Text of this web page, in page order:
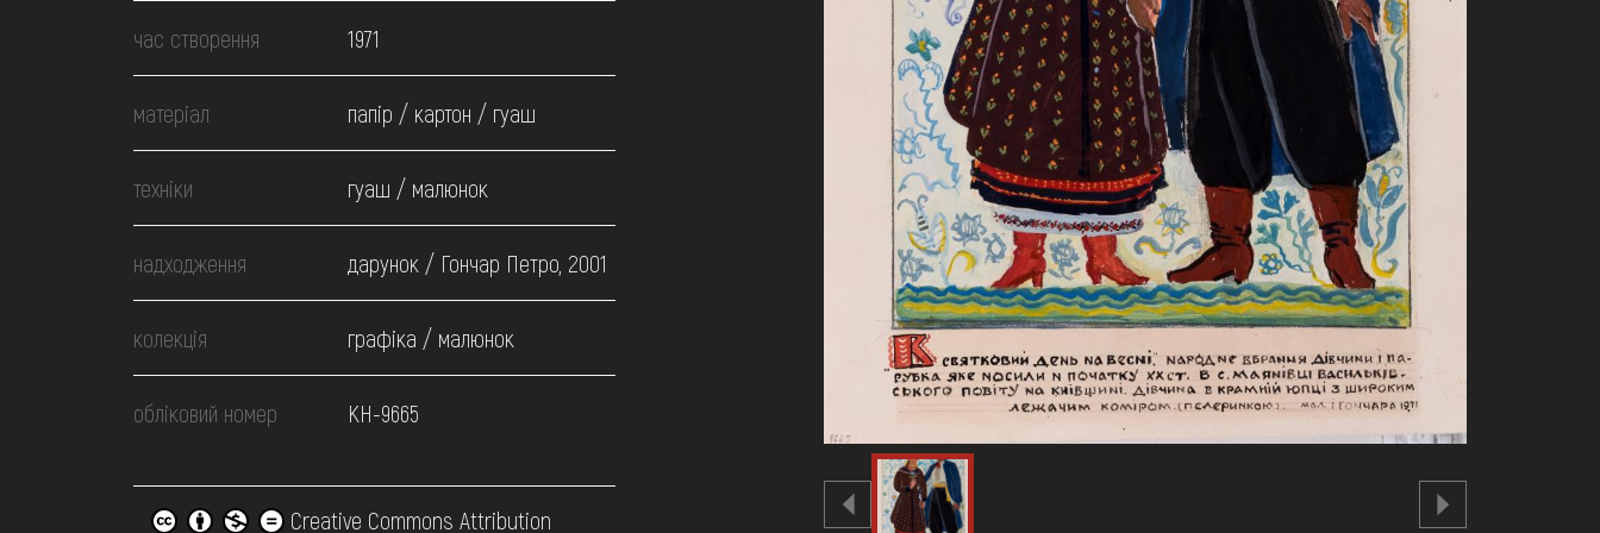
ВІДВІДАТИ
НАВЧИТИСЯ
ПОСЛУГИ
час створення 1971
матеріал папір / картон / гуаш
техніки гуаш / малюнок
надходження дарунок / Гончар Петро, 2001
колекція графіка / малюнок
обліковий номер КН-9665
Creative Commons Attribution